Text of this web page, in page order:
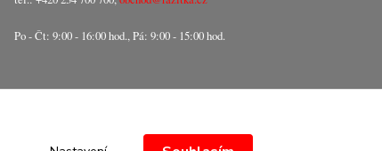
Po - Čt: 9:00 - 16:00 hod., Pá: 9:00 - 15:00 hod.